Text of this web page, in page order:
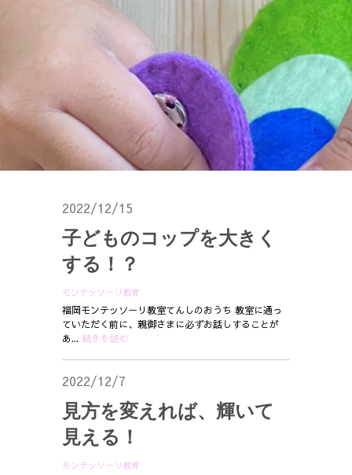
2022/12/15
子どものコップを大きく
する！？
モンテッソーリ教育
福岡モンテッソーリ教室てんしのおうち 教室に通っ
ていただく前に、親御さまに必ずお話しすることが
あ... 続きを読む
2022/12/7
見方を変えれば、輝いて
見える！
モンテッソーリ教育